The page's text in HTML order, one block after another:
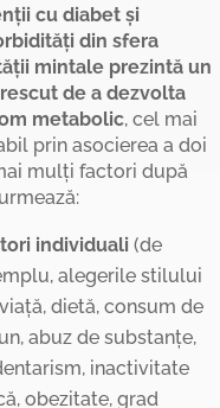
cu diabet și
din sfera
mintale prezintă un
de a dezvolta
metabolic, cel mai
prin asocierea a doi
mulți factori după
individuali (de
alegerile stilului
dietă, consum de
abuz de substanțe,
inactivitate
obezitate, grad